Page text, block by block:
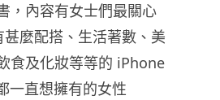
，內容有女士們最關心
麼配搭、生活著數、美
食及化妝等等的 iPhone
一直想擁有的女性